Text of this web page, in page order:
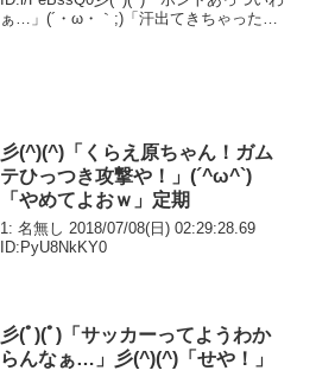
ぁ…」(´・ω・｀;)「汗出てきちゃった
彡(^)(^)「くらえ原ちゃん！ガム
テひっつき攻撃や！」(´^ω^`)
「やめてよおｗ」定期
1: 名無し 2018/07/08(日) 02:29:28.69
ID:PyU8NkKY0
彡(ﾟ)(ﾟ)「サッカーってようわか
らんなぁ…」彡(^)(^)「せや！」